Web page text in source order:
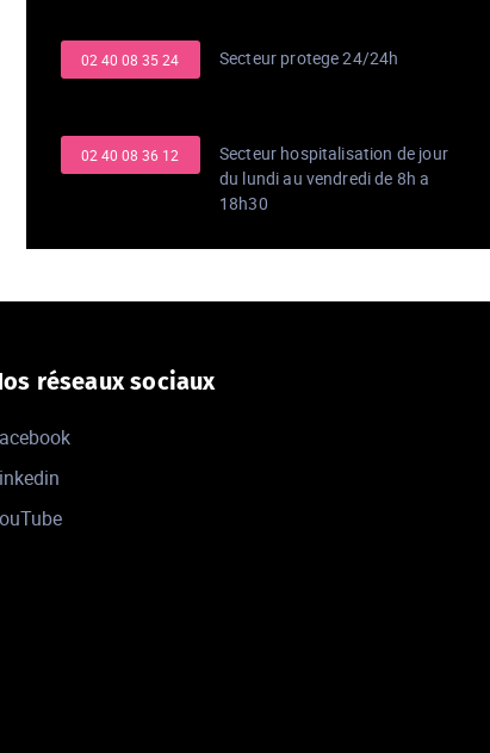
Secteur protege 24/24h
02 40 08 35 24
Secteur hospitalisation de jour
du lundi au vendredi de 8h a
18h30
02 40 08 36 12
réseaux sociaux